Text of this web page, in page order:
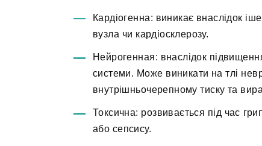
Кардіогенна: виникає внаслідок
вузла чи кардіосклерозу.
Нейрогенная: внаслідок
системи. Може виникати на тлі
внутрішньочерепному тиску та
Токсична: розвивається під час
або сепсису.